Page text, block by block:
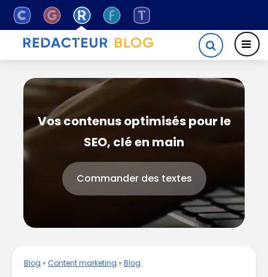
Vos contenus optimisés pour le
SEO, clé en main
Commander des textes
Blog » Content marketing » Blog